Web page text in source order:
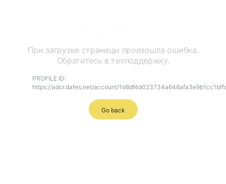
При загрузке страницы произошла ошибка.
Обратитесь в техподдержку.
PROFILE ID:
https://adcr.dafes.net/account/
Go back